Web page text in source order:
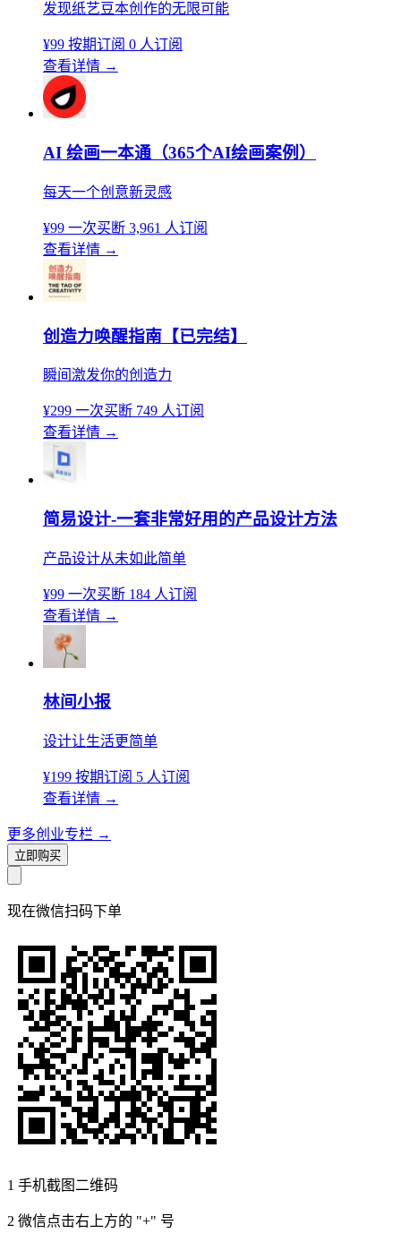
发现纸艺豆本创作的无限可能
¥99 按期订阅 0 人订阅
查看详情 →
AI 绘画一本通（365个AI绘画案例）
每天一个创意新灵感
¥99 一次买断 3,961 人订阅
查看详情 →
创造力唤醒指南【已完结】
瞬间激发你的创造力
¥299 一次买断 749 人订阅
查看详情 →
简易设计-一套非常好用的产品设计方法
产品设计从未如此简单
¥99 一次买断 184 人订阅
查看详情 →
林间小报
设计让生活更简单
¥199 按期订阅 5 人订阅
查看详情 →
更多创业专栏 →
立即购买
现在微信扫码下单
1 手机截图二维码
2 微信点击右上方的 "+" 号